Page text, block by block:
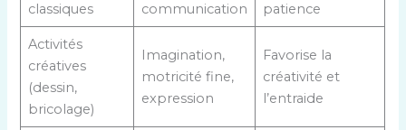
classiques
communication
patience
Activités
créatives
(dessin,
bricolage)
Imagination,
motricité fine,
expression
Favorise la
créativité et
l’entraide